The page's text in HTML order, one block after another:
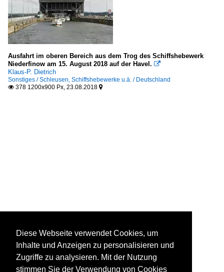
Ausfahrt im oberen Bereich aus dem Trog des Schiffshebewerk
Niederfinow am 15. August 2018 auf der Havel. 
Klaus-P. Dietrich
Sonstiges / Schleusen, Schiffshebewerke u.ä. / Deutschland
 378 1200x900 Px, 23.08.2018 
Diese Webseite verwendet Cookies, um
Inhalte und Anzeigen zu personalisieren und
Zugriffe zu analysieren. Mit der Nutzung
stimmen Sie der Verwendung von Cookies